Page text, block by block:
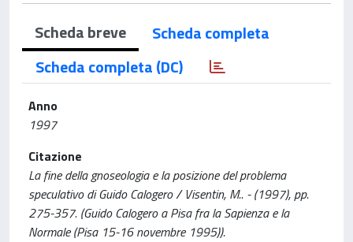
Scheda breve
Scheda completa
Scheda completa (DC)
Anno
1997
Citazione
La fine della gnoseologia e la posizione del problema
speculativo di Guido Calogero / Visentin, M.. - (1997), pp.
275-357. (Guido Calogero a Pisa fra la Sapienza e la
Normale (Pisa 15-16 novembre 1995)).